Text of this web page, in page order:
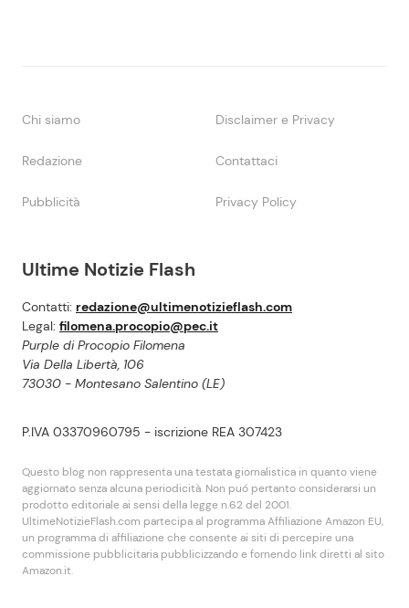
Ultime Notizie Flash
Contatti: redazione@ultimenotizieflash.com
Legal: filomena.procopio@pec.it
Purple di Procopio Filomena
Via Della Libertà, 106
73030 - Montesano Salentino (LE)
P.IVA 03370960795 - iscrizione REA 307423
Questo blog non rappresenta una testata giornalistica in quanto viene
aggiornato senza alcuna periodicità. Non puó pertanto considerarsi un
prodotto editoriale ai sensi della legge n.62 del 2001.
UltimeNotizieFlash.com partecipa al programma Affiliazione Amazon EU,
un programma di affiliazione che consente ai siti di percepire una
commissione pubblicitaria pubblicizzando e fornendo link diretti al sito
Amazon.it.
Chi siamo Disclaimer e Privacy
Redazione Contattaci
Pubblicità Privacy Policy